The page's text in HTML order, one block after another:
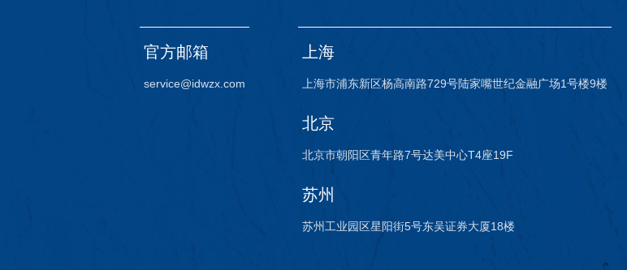
官方邮箱
service@idwzx.com
上海
上海市浦东新区杨高南路729号陆家嘴世纪金融广场1号楼9楼
北京
北京市朝阳区青年路7号达美中心T4座19F
苏州
苏州工业园区星阳街5号东吴证券大厦18楼